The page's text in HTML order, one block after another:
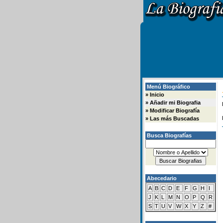
Menú Biográfico
» Inicio
» Añadir mi Biografia
» Modificar Biografía
» Las más Buscadas
Busca Biografías
Abecedario
A B C D E F G H
I
J
K L M N O P Q
R
S T U V W X Y Z #